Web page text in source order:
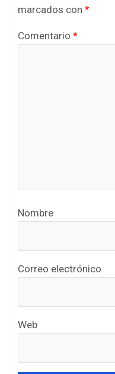
marcados con *
Comentario *
Nombre
Correo electrónico
Web